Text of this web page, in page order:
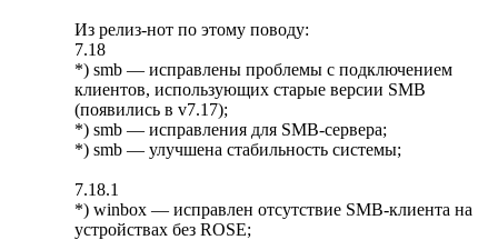
Из релиз-нот по этому поводу:
7.18
*) smb — исправлены проблемы с подключением
клиентов, использующих старые версии SMB
(появились в v7.17);
*) smb — исправления для SMB-сервера;
*) smb — улучшена стабильность системы;
7.18.1
*) winbox — исправлен отсутствие SMB-клиента на
устройствах без ROSE;